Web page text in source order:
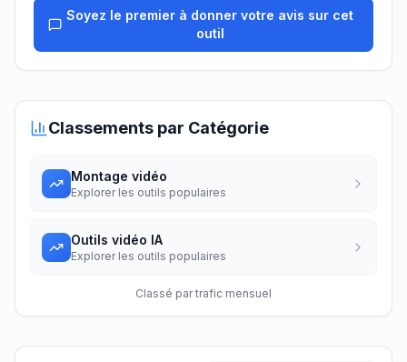
Soyez le premier à donner votre avis sur cet
outil
Classements par Catégorie
Montage vidéo
Explorer les outils populaires
Outils vidéo IA
Explorer les outils populaires
Classé par trafic mensuel